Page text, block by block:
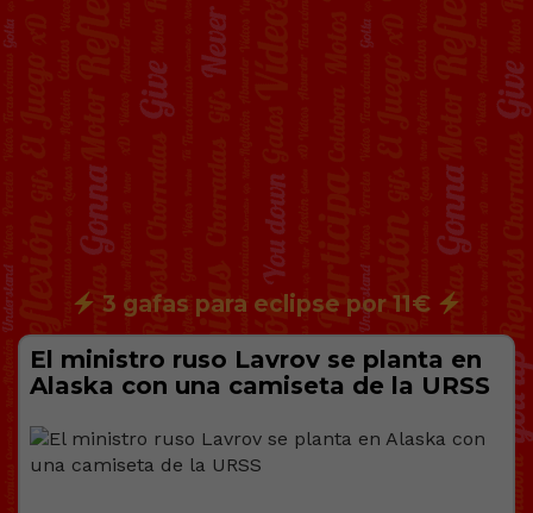
3 gafas para eclipse por 11€
El ministro ruso Lavrov se planta en
Alaska con una camiseta de la URSS